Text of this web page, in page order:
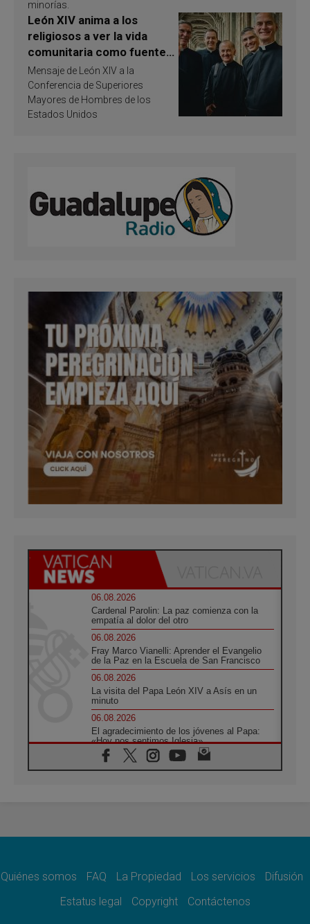
minorías.
León XIV anima a los
religiosos a ver la vida
comunitaria como fuente
de inspiración y
santificación
Mensaje de León XIV a la
Conferencia de Superiores
Mayores de Hombres de los
Estados Unidos
06.08.2026
Cardenal Parolin: La paz comienza con la
empatía al dolor del otro
06.08.2026
Fray Marco Vianelli: Aprender el Evangelio
de la Paz en la Escuela de San Francisco
06.08.2026
La visita del Papa León XIV a Asís en un
minuto
06.08.2026
El agradecimiento de los jóvenes al Papa:
«Hoy nos sentimos Iglesia»
06.08.2026
Líbano: Reanudan los coloquios en Roma en
paz
Sturla: La visita de León XIV será una buena
noticia para todo el Uruguay
Quiénes somos FAQ La Propiedad Los servicios
Difusión
Estatus legal
Copyright Contáctenos